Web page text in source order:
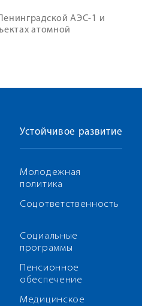
АЭС-1 и
атомной
Устойчивое развитие
Молодежная
политика
Соцответственность
Социальные
программы
Пенсионное
обеспечение
Медицинское